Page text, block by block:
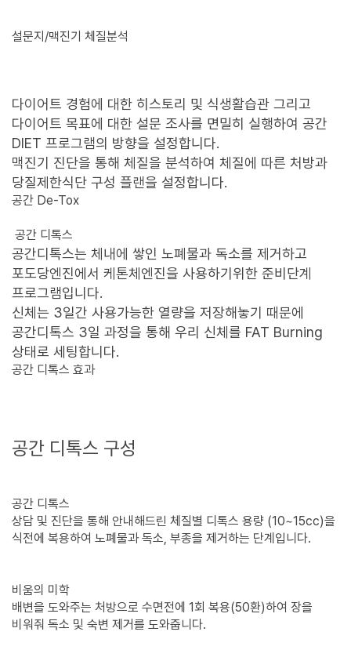
설문지/맥진기 체질분석
다이어트 경험에 대한 히스토리 및 식생활습관 그리고
다이어트 목표에 대한 설문 조사를 면밀히 실행하여 공간
DIET 프로그램의 방향을 설정합니다.
맥진기 진단을 통해 체질을 분석하여 체질에 따른 처방과
당질제한식단 구성 플랜을 설정합니다.
공간 De-Tox
공간 디톡스
공간디톡스는 체내에 쌓인 노폐물과 독소를 제거하고
포도당엔진에서 케톤체엔진을 사용하기위한 준비단계
프로그램입니다.
신체는 3일간 사용가능한 열량을 저장해놓기 때문에
공간디톡스 3일 과정을 통해 우리 신체를 FAT Burning
상태로 세팅합니다.
공간 디톡스 효과
공간 디톡스 구성
공간 디톡스
상담 및 진단을 통해 안내해드린 체질별 디톡스 용량 (10~15cc)을
식전에 복용하여 노폐물과 독소, 부종을 제거하는 단계입니다.
비움의 미학
배변을 도와주는 처방으로 수면전에 1회 복용(50환)하여 장을
비워줘 독소 및 숙변 제거를 도와줍니다.